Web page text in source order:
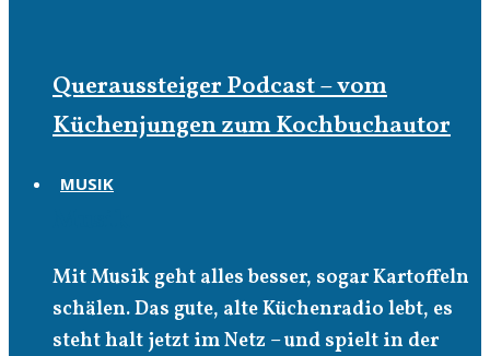
Queraussteiger Podcast – vom
Küchenjungen zum Kochbuchautor
MUSIK
Mit Musik geht alles besser, sogar Kartoffeln
schälen. Das gute, alte Küchenradio lebt, es
steht halt jetzt im Netz – und spielt in der